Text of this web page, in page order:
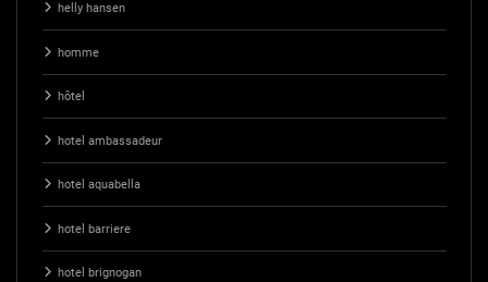
helly hansen
homme
hôtel
hotel ambassadeur
hotel aquabella
hotel barriere
hotel brignogan